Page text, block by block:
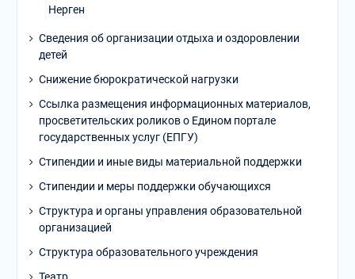
Нерген
Сведения об организации отдыха и оздоровлении
детей
Снижение бюрократической нагрузки
Ссылка размещения информационных материалов,
просветительских роликов о Едином портале
государственных услуг (ЕПГУ)
Стипендии и иные виды материальной поддержки
Стипендии и меры поддержки обучающихся
Структура и органы управления образовательной
организацией
Структура образовательного учреждения